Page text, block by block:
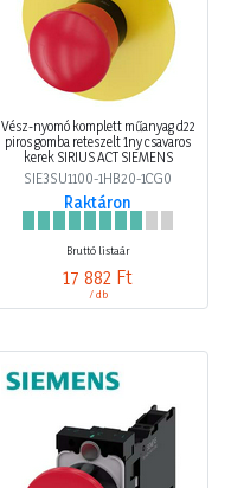
Vész-nyomó komplett műanyag d22
piros gomba reteszelt 1ny csavaros
kerek SIRIUS ACT SIEMENS
SIE3SU1100-1HB20-1CG0
Raktáron
Bruttó listaár
17 882 Ft
/ db